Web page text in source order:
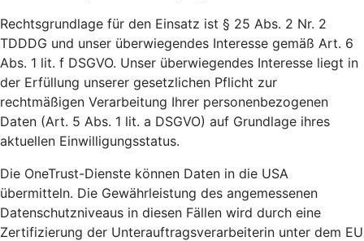
Rechtsgrundlage für den Einsatz ist § 25 Abs. 2 Nr. 2
TDDDG und unser überwiegendes Interesse gemäß Art. 6
Abs. 1 lit. f DSGVO. Unser überwiegendes Interesse liegt in
der Erfüllung unserer gesetzlichen Pflicht zur
rechtmäßigen Verarbeitung Ihrer personenbezogenen
Daten (Art. 5 Abs. 1 lit. a DSGVO) auf Grundlage ihres
aktuellen Einwilligungsstatus.
Die OneTrust-Dienste können Daten in die USA
übermitteln. Die Gewährleistung des angemessenen
Datenschutzniveaus in diesen Fällen wird durch eine
Zertifizierung der Unterauftragsverarbeiterin unter dem EU